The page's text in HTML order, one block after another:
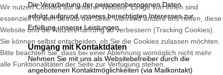
Die Verarbeitung der personenbezogenen Daten
erfolgt aufgrund unseres berechtigten Interesses zur
Erfüllung unserer Leistungen.
Umgang mit Kontaktdaten
Nehmen Sie mit uns als Websitebetreiber durch die
angebotenen Kontaktmöglichkeiten (via Mailkontakt)
Wir nutzen Cookies auf unserer Website. Einige von ihnen sind
essenziell für den Betrieb der Seite, während andere uns helfen, diese
Website und die Nutzererfahrung zu verbessern (Tracking Cookies).
Sie können selbst entscheiden, ob Sie die Cookies zulassen möchten.
Bitte beachten Sie, dass bei einer Ablehnung womöglich nicht mehr
alle Funktionalitäten der Seite zur Verfügung stehen.